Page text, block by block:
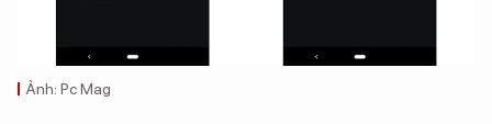
Ảnh: Pc Mag